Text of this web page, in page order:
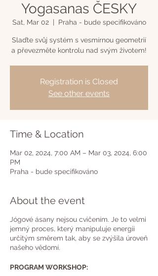
Yogasanas ČESKY
Sat, Mar 02
  |
Praha - bude specifikováno
Slaďte svůj systém s vesmírnou geometrií
a převezměte kontrolu nad svým životem!
Registration is Closed
See other events
Time & Location
Mar 02, 2024, 7:00 AM – Mar 03, 2024, 6:00
PM
Praha - bude specifikováno
About the event
Jógové ásany nejsou cvičením. Je to velmi
jemný proces, který manipuluje energii
určitým směrem tak, aby se zvýšila úroveň
našeho vědomí.
PROGRAM WORKSHOP: